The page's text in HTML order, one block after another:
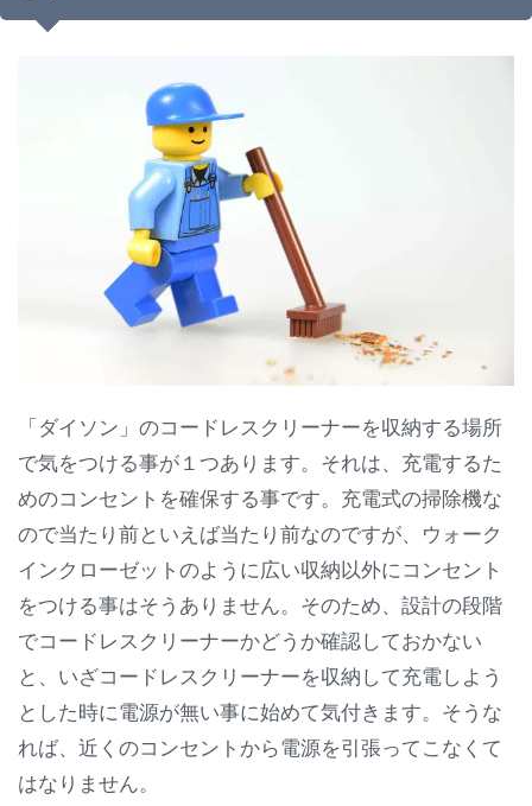
「ダイソン」のコードレスクリーナーを収納する場所
で気をつける事が１つあります。それは、充電するた
めのコンセントを確保する事です。充電式の掃除機な
ので当たり前といえば当たり前なのですが、ウォーク
インクローゼットのように広い収納以外にコンセント
をつける事はそうありません。そのため、設計の段階
でコードレスクリーナーかどうか確認しておかない
と、いざコードレスクリーナーを収納して充電しよう
とした時に電源が無い事に始めて気付きます。そうな
れば、近くのコンセントから電源を引張ってこなくて
はなりません。